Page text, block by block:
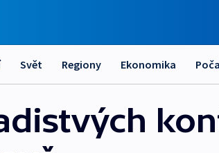
Svět Regiony Ekonomika